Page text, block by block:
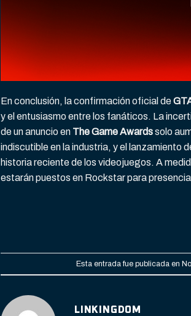
En conclusión, la confirmación oficial de
y el entusiasmo entre los fanáticos. La
de un anuncio en The Game Awardssolo
indiscutible en la industria, y el lanzamiento
historia reciente de los videojuegos. A
estarán puestos en Rockstar para
Esta entrada fue publicada en
LINKINGDOM